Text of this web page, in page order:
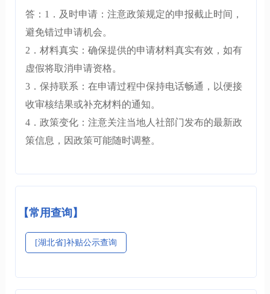
答：1．及时申请：注意政策规定的申报截止时间，
避免错过申请机会。
2．材料真实：确保提供的申请材料真实有效，如有
虚假将取消申请资格。
3．保持联系：在申请过程中保持电话畅通，以便接
收审核结果或补充材料的通知。
4．政策变化：注意关注当地人社部门发布的最新政
策信息，因政策可能随时调整。
【常用查询】
[湖北省]补贴公示查询